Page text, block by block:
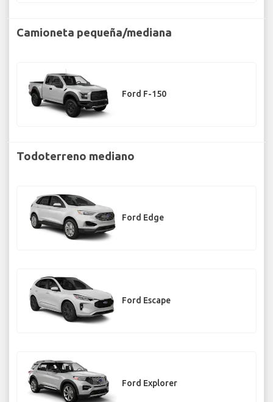
Camioneta pequeña/mediana
Ford F-150
Todoterreno mediano
Ford Edge
Ford Escape
Ford Explorer